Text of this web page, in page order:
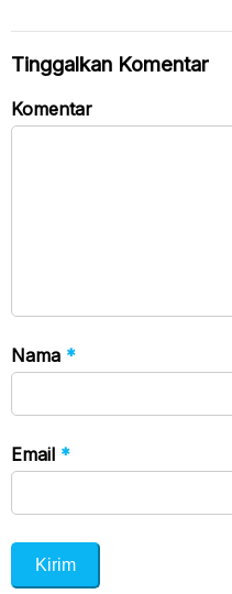
Tinggalkan Komentar
Komentar
Nama *
Email *